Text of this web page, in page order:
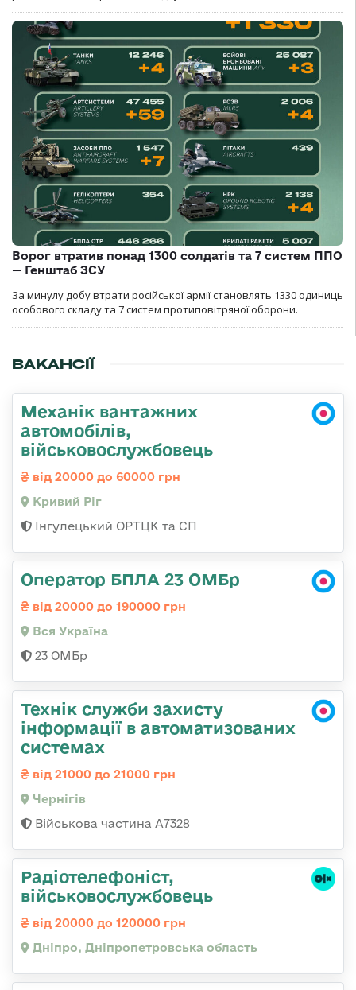
Ворог втратив понад 1300 солдатів та 7 систем ППО
— Генштаб ЗСУ
За минулу добу втрати російської армії становлять 1330 одиниць
особового складу та 7 систем протиповітряної оборони.
ВАКАНСІЇ
Механік вантажних
автомобілів,
військовослужбовець
від 20000 до 60000 грн
Кривий Ріг
Інгулецький ОРТЦК та СП
Оператор БПЛА 23 ОМБр
від 20000 до 190000 грн
Вся Україна
23 ОМБр
Технік служби захисту
інформації в автоматизованих
системах
від 21000 до 21000 грн
Чернігів
Військова частина А7328
Радіотелефоніст,
військовослужбовець
від 20000 до 120000 грн
Дніпро, Дніпропетровська область